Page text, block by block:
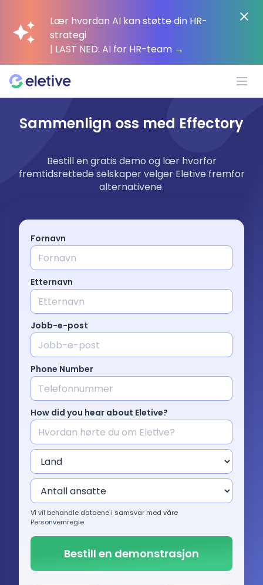
Lær hvordan AI kan støtte din HR-
strategi
| LAST NED: AI for HR-team →
Plattform
Hvorfor Eletive?
Ressurser
Prising
Språk: Norwegian
Kontakt salg
Logg inn
Sammenlign oss med Effectory
Bestill en gratis demo og lær hvorfor
fremtidsrettede selskaper velger Eletive fremfor
alternativene.
Fornavn
Etternavn
Jobb-e-post
Phone Number
How did you hear about Eletive?
Vi vil behandle dataene i samsvar med våre
Personvernregle